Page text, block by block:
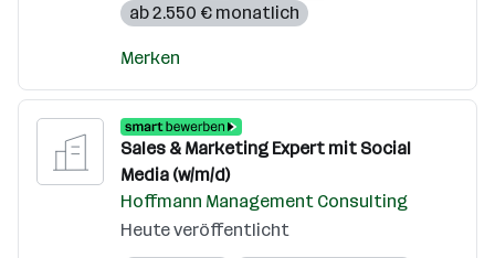
ab 2.550 € monatlich
Merken
Sales & Marketing Expert mit Social
Media (w/m/d)
Hoffmann Management Consulting
Heute veröffentlicht